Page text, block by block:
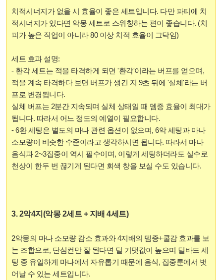
치적시너지가 없을 시 효율이 좋은 세트입니다. 다만 파티에 치
적시너지가 있다면 악몽 세트로 스위칭하는 편이 좋습니다. (치
피가 높은 직업이 아니라 80 이상 치적 효율이 그닥임)
세트 효과 설명:
- 환각 세트는 적을 타격하게 되면 '환각'이라는 버프를 얻으며,
적을 계속 타격하다 보면 버프가 생긴 지 9초 뒤에 '실체'라는 버
프로 변경됩니다.
실체 버프는 2분간 지속되며 실체 상태일 때 뎀증 효율이 최대가
됩니다. 따라서 어느 정도의 예열이 필요합니다.
- 6환 세팅은 별도의 마나 관련 옵션이 없으며, 6악 세팅과 마나
소모량이 비슷한 수준이라고 생각하시면 됩니다. 따라서 마나
음식과 2~3집중이 역시 필수이며, 이렇게 세팅하더라도 실수로
천상이 한두 번 끊기게 된다면 회색 창을 보실 수도 있습니다.
3. 2악4지(악몽 2세트 + 지배 4세트)
2악몽의 마나 소모량 감소 효과와 4지배의 뎀증+쿨감 효과를 보
는 조합으로, 단심컨만 잘 된다면 딜 기댓값이 높으며 딜바드 세
팅 중 유일하게 마나에서 자유롭기 때문에 음식, 집중룬에서 벗
어날 수 있는 세트입니다.